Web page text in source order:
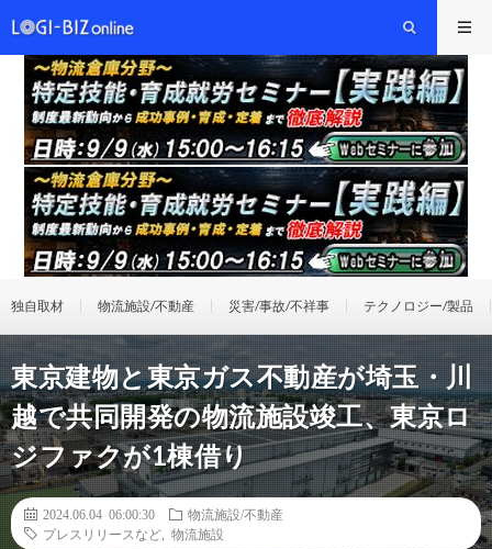
独自取材 物流施設/不動産 災害/事故/不祥事 テクノロジー/製品
東京建物と東京ガス不動産が埼玉・川
越で共同開発の物流施設竣工、東京ロ
ジファクが1棟借り
2024.06.04 06:00:30
物流施設/不動産
プレスリリースなど
物流施設